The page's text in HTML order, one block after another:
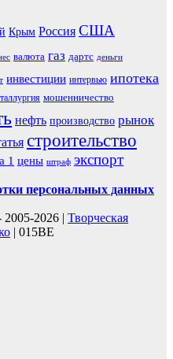
Крым Россия США
валюта газ дартс деньги
инвестиции интервью ипотека
мошенничество
нефть производство рынок
строительство
1 цены штраф экспорт
персональных данных
2026 | Творческая
| 015BE